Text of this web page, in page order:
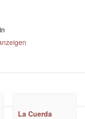
La Cuerda